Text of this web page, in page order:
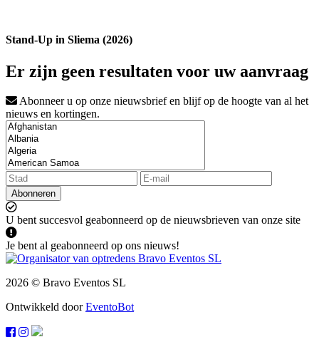
Stand-Up in Sliema (2026)
Er zijn geen resultaten voor uw aanvraag
Abonneer u op onze nieuwsbrief en blijf op de hoogte van al het
nieuws en kortingen.
Abonneren
U bent succesvol geabonneerd op de nieuwsbrieven van onze site
Je bent al geabonneerd op ons nieuws!
2026 © Bravo Eventos SL
Ontwikkeld doorEventoBot